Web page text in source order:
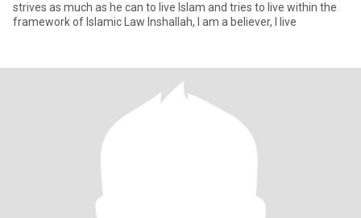
strives as much as he can to live Islam and tries to live within the
framework of Islamic Law Inshallah, I am a believer, I live